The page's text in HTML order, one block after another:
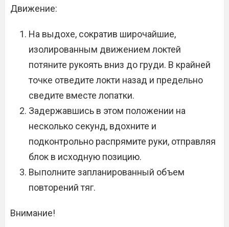
Движение:
На выдохе, сократив широчайшие,
изолированным движением локтей
потяните рукоять вниз до груди. В крайней
точке отведите локти назад и предельно
сведите вместе лопатки.
Задержавшись в этом положении на
несколько секунд, вдохните и
подконтрольно распрямите руки, отправляя
блок в исходную позицию.
Выполните запланированный объем
повторений тяг.
Внимание!